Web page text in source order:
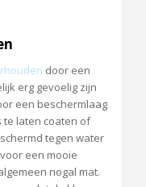
door een
erg gevoelig zijn
een beschermlaag
te laten coaten of
tegen water
een mooie
nogal mat.